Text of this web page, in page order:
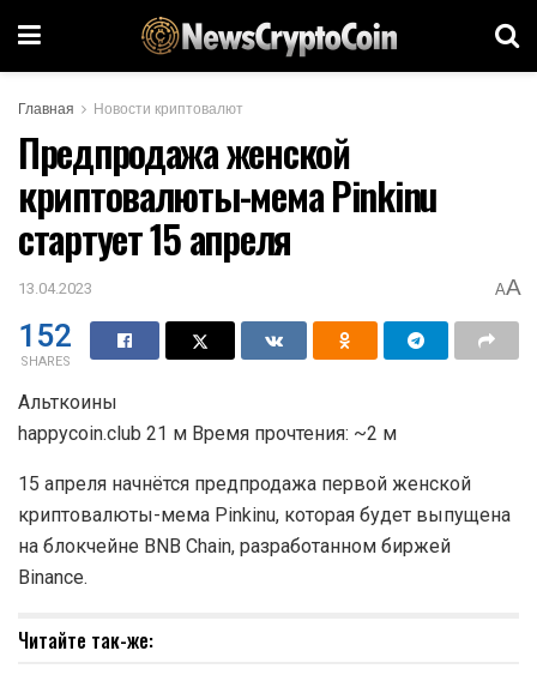
Главная Новости криптовалют
Предпродажа женской
криптовалюты-мема Pinkinu
стартует 15 апреля
13.04.2023 AA
152
SHARES
Альткоины
happycoin.club 21 м Время прочтения: ~2 м
15 апреля начнётся предпродажа первой женской
криптовалюты-мема Pinkinu, которая будет выпущена
на блокчейне BNB Chain, разработанном биржей
Binance.
Читайте так-же: